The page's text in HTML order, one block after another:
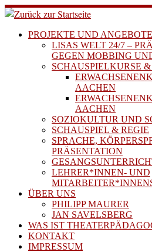
Zum
Inhalt
springenPROJEKTE UND ANGEBOTE
LISAS WELT 24/7 –
GEGEN MOBBING
SCHAUSPIELKURSE
AACHEN
AACHEN
SOZIOKULTUR UND
SCHAUSPIEL & REGIE
SPRACHE,
PRÄSENTATION
LEHRER*INNEN- UND
ÜBER UNS
PHILIPP MAURER
JAN SAVELSBERG
WAS IST
KONTAKT
IMPRESSUM